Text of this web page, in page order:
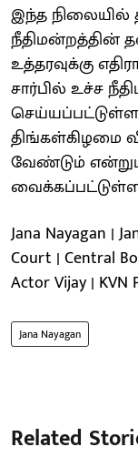
இந்த
நீதிமன்றத்தின்
உத்தரவுக்கு
சார்பில் உச்ச
திங்கள்கிழமை
வேண்டும்
Jana Nayagan |
Court | Central
Actor Vijay | KVN
Jana Nayagan
Related